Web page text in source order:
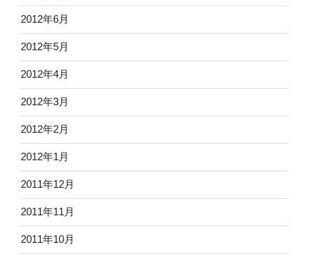
2012年6月
2012年5月
2012年4月
2012年3月
2012年2月
2012年1月
2011年12月
2011年11月
2011年10月